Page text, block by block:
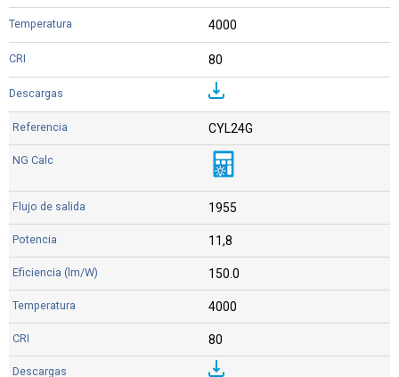
4000
80
CYL24G
1955
11,8
150.0
4000
80